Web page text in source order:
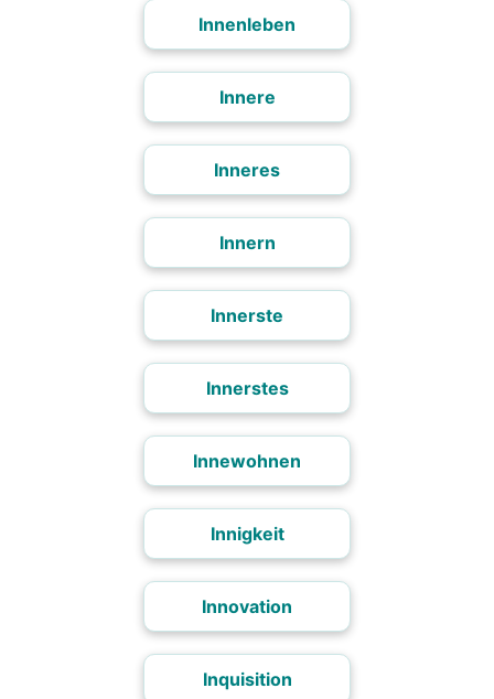
Innenleben
Innere
Inneres
Innern
Innerste
Innerstes
Innewohnen
Innigkeit
Innovation
Inquisition